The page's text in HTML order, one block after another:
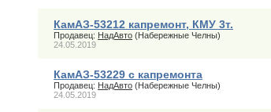
КамАЗ-53212 капремонт, КМУ 3т.
Продавец: НадАвто (Набережные Челны)
24.05.2019
КамАЗ-53229 с капремонта
Продавец: НадАвто (Набережные Челны)
24.05.2019